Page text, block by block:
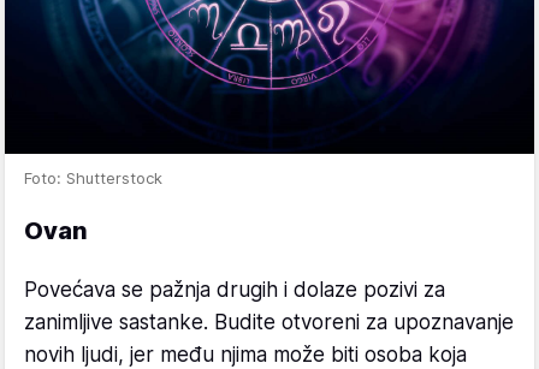
Foto: Shutterstock
Ovan
Povećava se pažnja drugih i dolaze pozivi za
zanimljive sastanke. Budite otvoreni za upoznavanje
novih ljudi, jer među njima može biti osoba koja